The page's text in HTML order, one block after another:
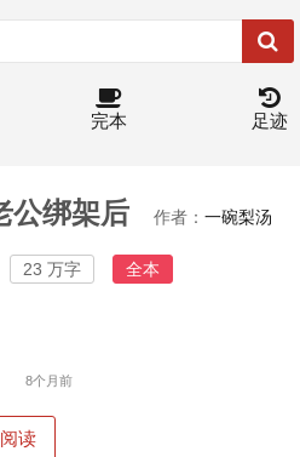
完本 足迹
公绑架后 作者： 一碗梨汤
23 万字 全本
8个月前
读